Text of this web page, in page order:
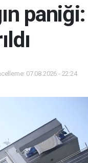
07.08.2026 - 22:24